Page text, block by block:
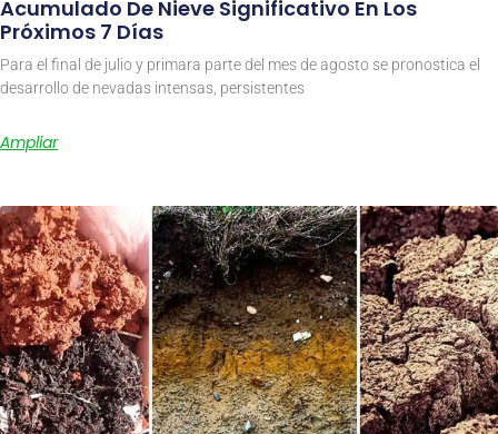
Acumulado De Nieve Significativo En Los
Próximos 7 Días
Para el final de julio y primara parte del mes de agosto se pronostica el
desarrollo de nevadas intensas, persistentes
Ampliar